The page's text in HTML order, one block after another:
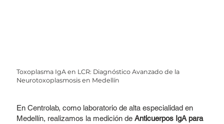
Toxoplasma IgA en LCR: Diagnóstico Avanzado de la
Neurotoxoplasmosis en Medellín
En Centrolab, como laboratorio de alta especialidad en
Medellín, realizamos la medición de Anticuerpos IgA para